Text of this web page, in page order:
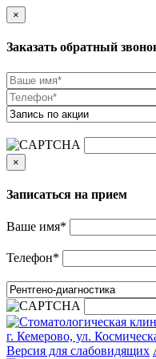
×
Заказать обратный
×
Записаться на прием
Ваше имя*
Телефон*
г. Кемерово, ул.
Версия для слабовидящих